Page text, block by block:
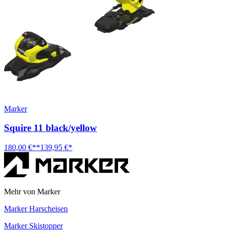
Marker
Squire 11 black/yellow
180,00 €**139,95 €*
Mehr von Marker
Marker Harscheisen
Marker Skistopper